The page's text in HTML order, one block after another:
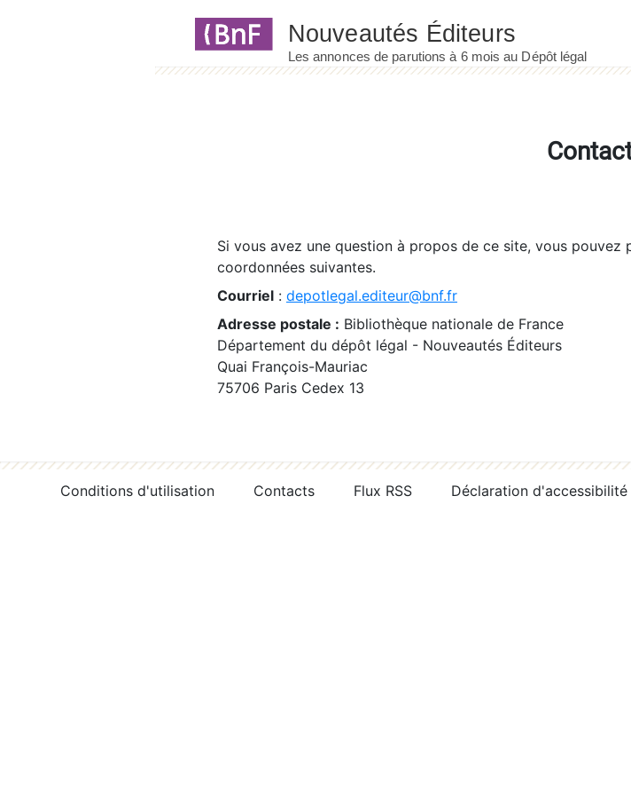
Si vous avez une question à propos de ce site, vous
coordonnées suivantes.
Courriel : depotlegal.editeur@bnf.fr
Adresse postale : Bibliothèque nationale de France
Département du dépôt légal - Nouveautés Éditeurs
Quai François-Mauriac
75706 Paris Cedex 13
Conditions d'utilisation Contacts Flux RSS Déclaration